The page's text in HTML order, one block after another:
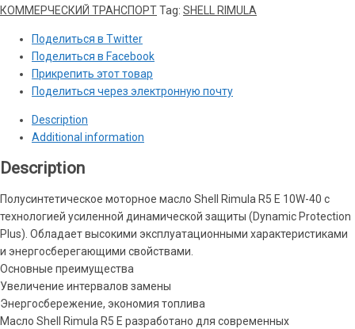
КОММЕРЧЕСКИЙ ТРАНСПОРТTag: SHELL RIMULA
Поделиться в Twitter
Поделиться в Facebook
Прикрепить этот товар
Поделиться через электронную почту
Description
Additional information
Description
Полусинтетическое моторное масло Shell Rimula R5 E 10W-40 с
технологией усиленной динамической защиты (Dynamic Protection
Plus). Обладает высокими эксплуатационными характеристиками
и энергосберегающими свойствами.
Основные преимущества
Увеличение интервалов замены
Энергосбережение, экономия топлива
Масло Shell Rimula R5 E разработано для современных